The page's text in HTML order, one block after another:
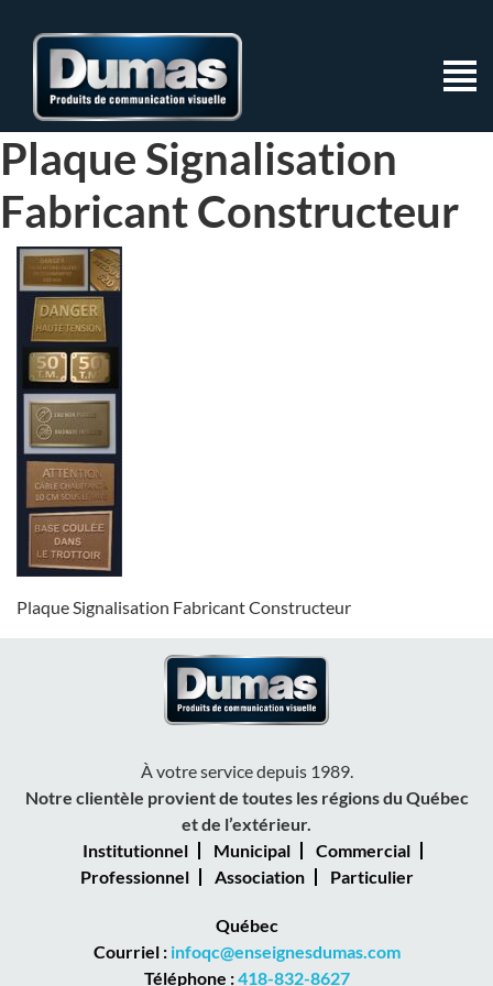
Plaque Signalisation
Fabricant Constructeur
Plaque Signalisation Fabricant Constructeur
À votre service depuis 1989.
Notre clientèle provient de toutes les régions du Québec
et de l’extérieur.
Institutionnel
Municipal
Commercial
Professionnel
Association Particulier
Québec
Courriel : infoqc@enseignesdumas.com
Téléphone :418-832-8627